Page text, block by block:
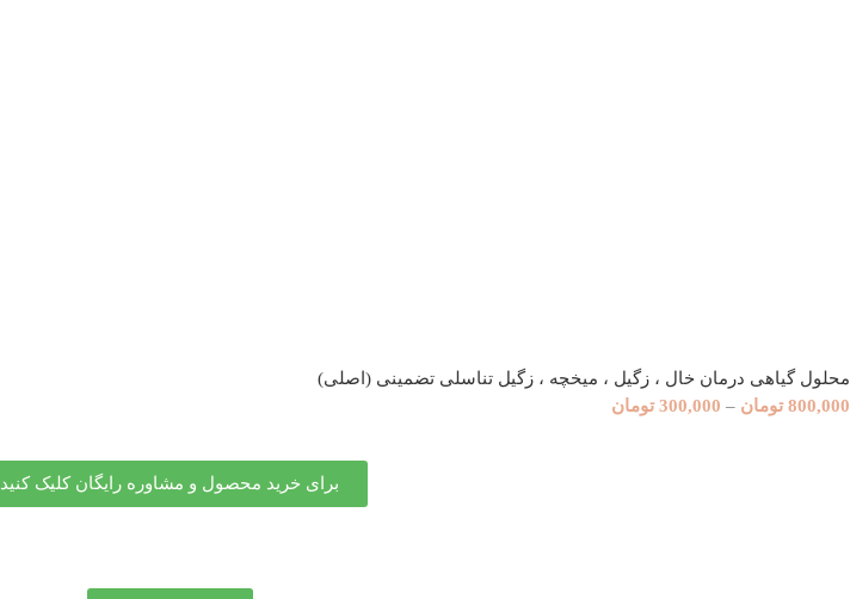
محلول گیاهی درمان خال ، زگیل ، میخچه ، زگیل تناسلی تضمینی (اصلی)
800,000 تومان –
300,000 تومان
برای خرید محصول و مشاوره رایگان کلیک کنید